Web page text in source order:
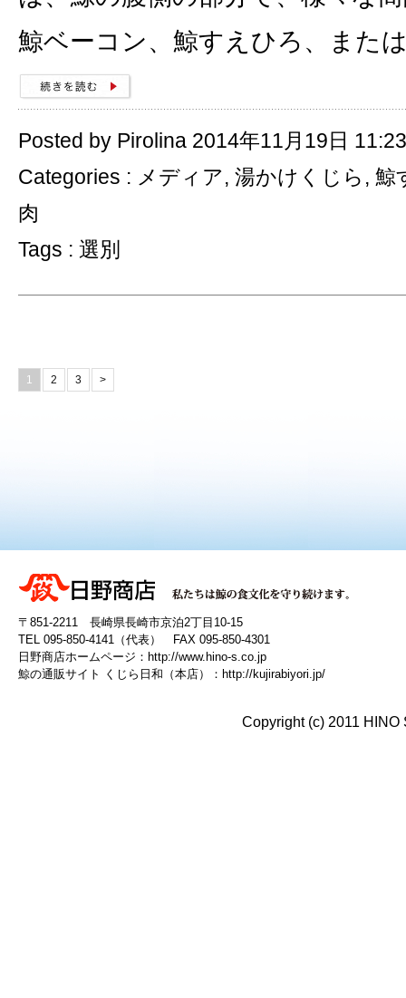
鯨ベーコン、鯨すえひろ、また
Posted by Pirolina 2014年11月19日 11:23
Categories : メディア, 湯かけくじら , 鯨
肉
Tags : 選別
1 2 3 >
〒851-2211 長崎県長崎市京泊2丁目10-15
TEL 095-850-4141（代表） FAX 095-850-4301
日野商店ホームページ： http://www.hino-s.co.jp
鯨の通販サイト くじら日和（本店）： http://kujirabiyori.jp/
Copyright (c) 2011